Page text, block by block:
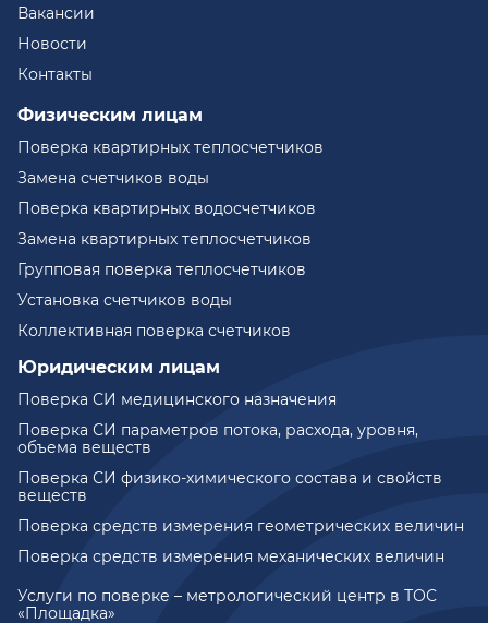
Услуги по поверке – метрологический центр в ТОС
«Площадка»
Вакансии
Новости
Контакты
Физическим лицам
Поверка квартирных теплосчетчиков
Замена счетчиков воды
Поверка квартирных водосчетчиков
Замена квартирных теплосчетчиков
Групповая поверка теплосчетчиков
Установка счетчиков воды
Коллективная поверка счетчиков
Юридическим лицам
Поверка СИ медицинского назначения
Поверка СИ параметров потока, расхода, уровня,
объема веществ
Поверка СИ физико-химического состава и свойств
веществ
Поверка средств измерения геометрических величин
Поверка средств измерения механических величин